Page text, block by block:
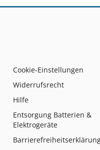
Cookie-Einstellungen
Widerrufsrecht
Hilfe
Entsorgung Batterien &
Elektrogeräte